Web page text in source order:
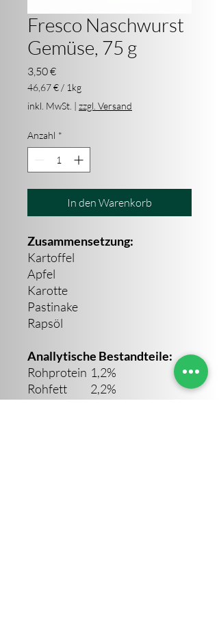
Fresco Naschwurst
Gemüse, 75 g
3,50 €Preis
46,67 € / 1kg
46,67 €
pro
Kilogramm
inkl. MwSt. | zzgl. Versand
Anzahl *
In den Warenkorb
Zusammensetzung:
Kartoffel
Apfel
Karotte
Pastinake
Rapsöl
Anallytische Bestandteile:
Rohprotein 1,2%
Rohfett
2,2%